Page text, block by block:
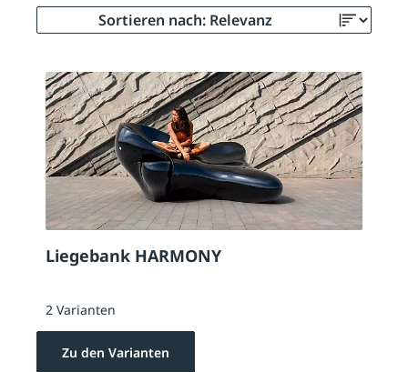
Liegebank HARMONY
2 Varianten
Zu den Varianten